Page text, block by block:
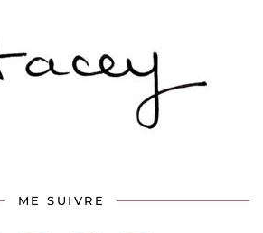
ME SUIVRE